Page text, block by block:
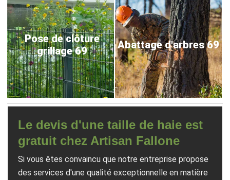
Pose de clôture
grillage 69
Abattage d'arbres 69
Le devis d'une taille de haie est
gratuit chez Artisan Fallone
Si vous êtes convaincu que notre entreprise propose
des services d'une qualité exceptionnelle en matière